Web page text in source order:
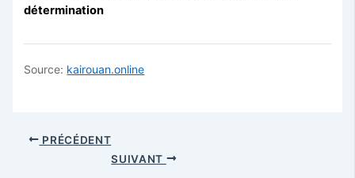
détermination
Source: kairouan.online
PRÉCÉDENT
SUIVANT